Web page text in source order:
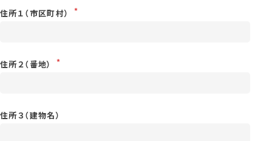
住所１（市区町村）
住所２（番地）
住所３（建物名）